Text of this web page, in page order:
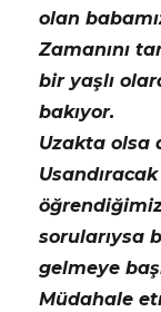
olan
Zamanını
bir yaşlı
bakıyor.
Uzakta olsa
sorularıysa
gelmeye
Müdahale